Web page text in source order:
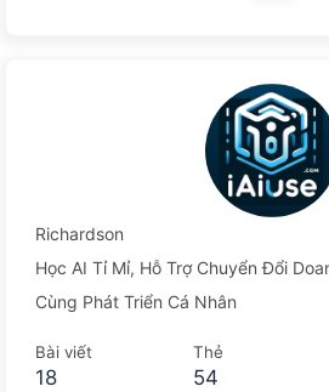
Richardson
Học AI Tỉ Mỉ, Hỗ Trợ Chuyển Đổi
Cùng Phát Triển Cá Nhân
Bài viết
18
Thẻ
54